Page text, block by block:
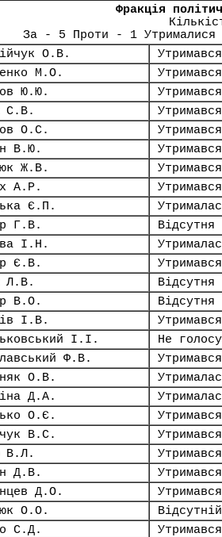
Фракція
За - 5 Проти - 1
О.В.
Утримався
М.О.
Утримався
Ю.Ю.
Утримався
С.В.
Утримався
О.С.
Утримався
В.Ю.
Утримався
Ж.В.
Утримався
А.Р.
Утримався
Є.П.
Г.В.
Відсутня
І.Н.
Є.В.
Утримався
Л.В.
Відсутня
В.О.
Відсутня
І.В.
Утримався
І.І.
Не
Ф.В.
Утримався
О.В.
Д.А.
О.Є.
Утримався
В.С.
Утримався
В.Л.
Утримався
Д.В.
Утримався
Д.О.
Утримався
О.О.
Відсутній
С.Д.
Утримався